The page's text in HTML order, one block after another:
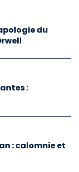
du
:
: calomnie et